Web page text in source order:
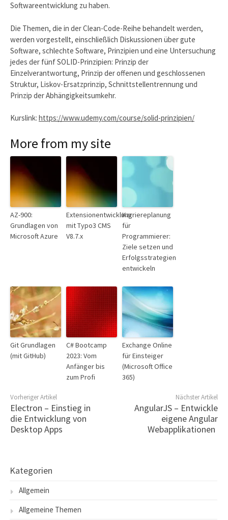
Softwareentwicklung zu haben.
Die Themen, die in der Clean-Code-Reihe behandelt werden,
werden vorgestellt, einschließlich Diskussionen über gute
Software, schlechte Software, Prinzipien und eine Untersuchung
jedes der fünf SOLID-Prinzipien: Prinzip der
Einzelverantwortung, Prinzip der offenen und geschlossenen
Struktur, Liskov-Ersatzprinzip, Schnittstellentrennung und
Prinzip der Abhängigkeitsumkehr.
Kurslink: https://www.udemy.com/course/solid-prinzipien/
More from my site
AZ-900:
Grundlagen von
Microsoft Azure
Extensionentwicklung
mit Typo3 CMS
V8.7.x
Karriereplanung
für
Programmierer:
Ziele setzen und
Erfolgsstrategien
entwickeln
Git Grundlagen
(mit GitHub)
C# Bootcamp
2023: Vom
Anfänger bis
zum Profi
Exchange Online
für Einsteiger
(Microsoft Office
365)
Vorheriger Artikel
Electron – Einstieg in
die Entwicklung von
Desktop Apps
Nächster Artikel
AngularJS – Entwickle
eigene Angular
Webapplikationen
Kategorien
Allgemein
Allgemeine Themen